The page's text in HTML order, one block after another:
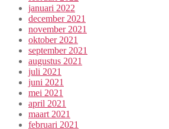
januari 2022
december 2021
november 2021
oktober 2021
september 2021
augustus 2021
juli 2021
juni 2021
mei 2021
april 2021
maart 2021
februari 2021